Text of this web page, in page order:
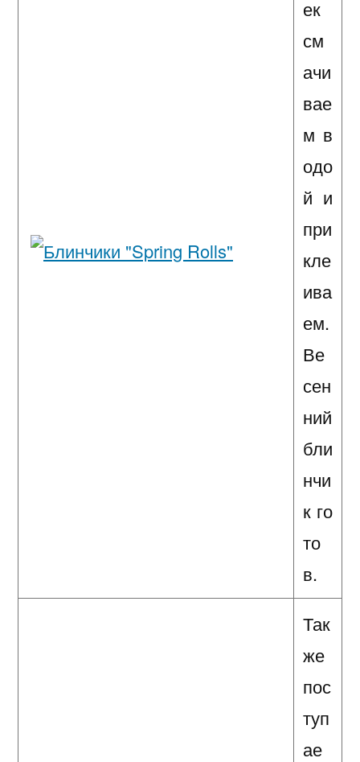
ек
см
ачи
вае
м в
одо
й и
при
кле
ива
ем.
Ве
сен
ний
бли
нчи
к го
то
в.
Так
же
пос
туп
ае